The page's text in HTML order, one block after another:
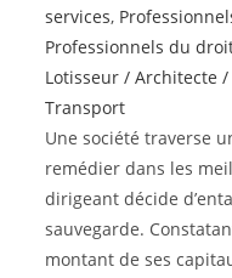
services,
Professionnels du
Lotisseur / Architecte
Transport
Une société traverse
remédier dans les
dirigeant décide
sauvegarde.
montant de ses